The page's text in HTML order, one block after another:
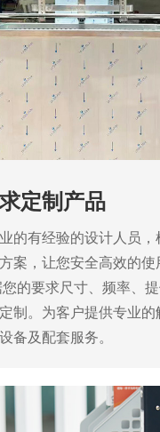
定制产品
的有经验的设计人员
案，让您安全高效的使
的要求尺寸、频率、
制。为客户提供专业的
备及配套服务。